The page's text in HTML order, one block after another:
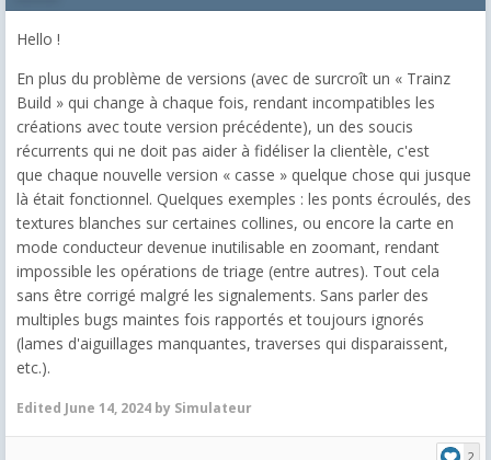
Hello !
En plus du problème de versions (avec de surcroît un « Trainz
Build » qui change à chaque fois, rendant incompatibles les
créations avec toute version précédente), un des soucis
récurrents qui ne doit pas aider à fidéliser la clientèle, c'est
que chaque nouvelle version « casse » quelque chose qui jusque
là était fonctionnel. Quelques exemples : les ponts écroulés, des
textures blanches sur certaines collines, ou encore la carte en
mode conducteur devenue inutilisable en zoomant, rendant
impossible les opérations de triage (entre autres). Tout cela
sans être corrigé malgré les signalements. Sans parler des
multiples bugs maintes fois rapportés et toujours ignorés
(lames d'aiguillages manquantes, traverses qui disparaissent,
etc.).
Edited June 14, 2024 by Simulateur
2